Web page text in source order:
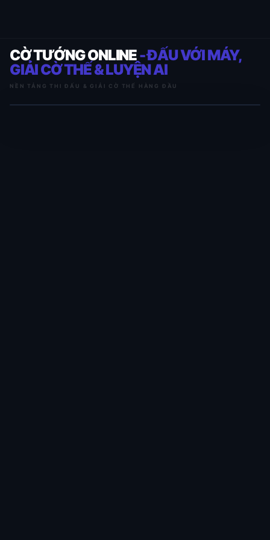
CỜ TƯỚNG ONLINE- ĐẤU VỚI MÁY,
GIẢI CỜ THẾ & LUYỆN AI
NỀN TẢNG THI ĐẤU & GIẢI CỜ THẾ HÀNG ĐẦU